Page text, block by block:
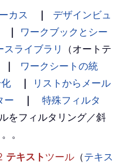
カス ｜
デザインビュ
｜
ワークブックとシー
スライブラリ
（オートテ
｜
ワークシートの統
｜
リストからメール
ー ｜
特殊フィルタ
をフィルタリング／斜
。
テキスト ツール （テキス